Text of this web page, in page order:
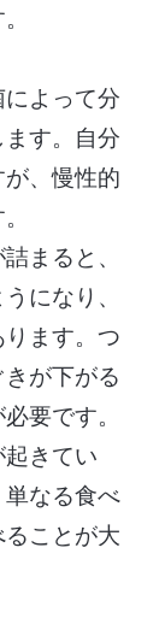
よって分
す。自分
、慢性的
まると、
になり、
ます。つ
が下がる
要です。
きてい
なる食べ
ことが大